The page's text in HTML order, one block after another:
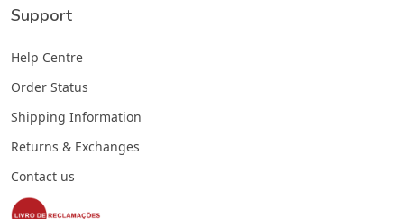
Support
Help Centre
Order Status
Shipping Information
Returns & Exchanges
Contact us